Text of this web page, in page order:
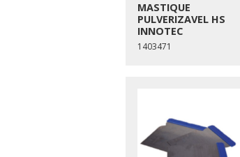
MASTIQUE
PULVERIZAVEL HS
INNOTEC
1403471